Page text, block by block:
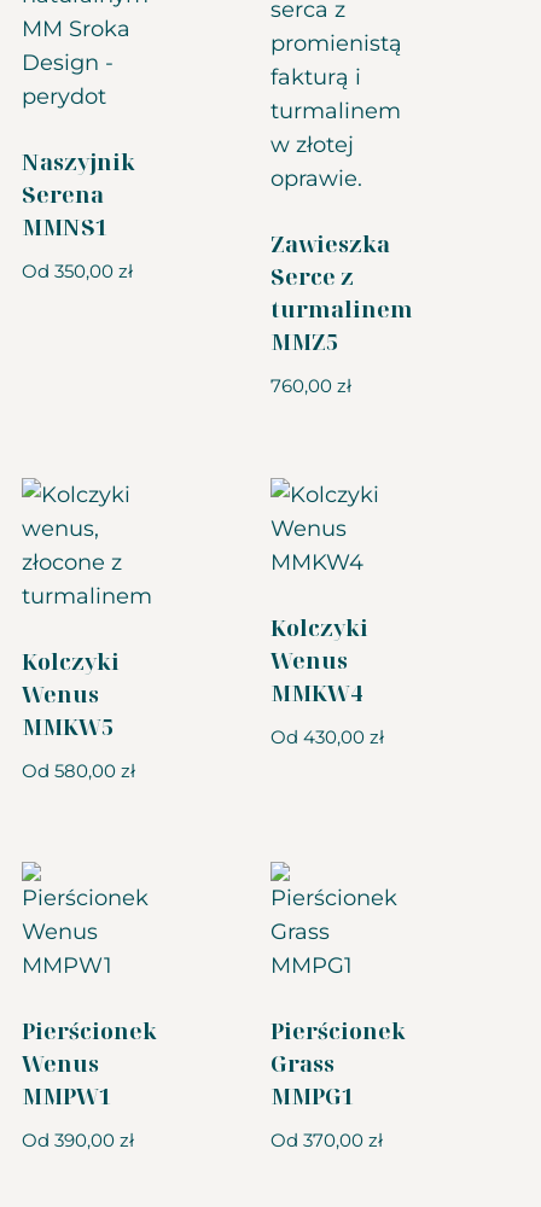
Naszyjnik
Serena
MMNS1
Od 350,00 zł
Zawieszka
Serce z
turmalinem
MMZ5
760,00 zł
Kolczyki
Wenus
MMKW5
Od 580,00 zł
Kolczyki
Wenus
MMKW4
Od 430,00 zł
Pierścionek
Wenus
MMPW1
Od 390,00 zł
Pierścionek
Grass
MMPG1
Od 370,00 zł